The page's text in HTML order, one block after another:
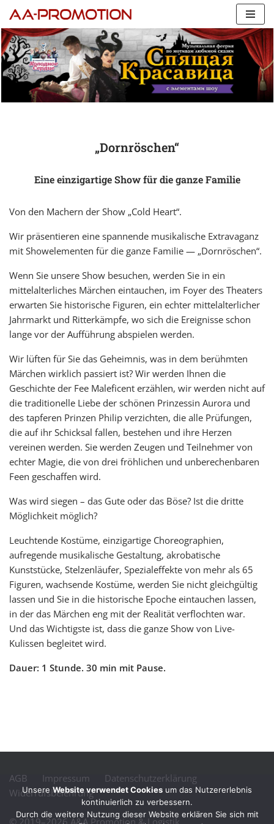
Zum
Inhalt
springen
„Dornröschen“
Eine einzigartige Show für die ganze Familie
Von den Machern der Show „Cold Heart“.
Wir präsentieren eine spannende musikalische Extravaganz
mit Showelementen für die ganze Familie — „Dornröschen“.
Wenn Sie unsere Show besuchen, werden Sie in ein
mittelalterliches Märchen eintauchen, im Foyer des Theaters
erwarten Sie historische Figuren, ein echter mittelalterlicher
Jahrmarkt und Ritterkämpfe, wo sich die Ereignisse schon
lange vor der Aufführung abspielen werden.
Wir lüften für Sie das Geheimnis, was in dem berühmten
Märchen wirklich passiert ist? Wir werden Ihnen die
Geschichte der Fee Maleficent erzählen, wir werden nicht auf
die traditionelle Liebe der schönen Prinzessin Aurora und
des tapferen Prinzen Philip verzichten, die alle Prüfungen,
die auf ihr Schicksal fallen, bestehen und ihre Herzen
vereinen werden. Sie werden Zeugen und Teilnehmer von
echter Magie, die von drei fröhlichen und unberechenbaren
Feen geschaffen wird.
Was wird siegen – das Gute oder das Böse? Ist die dritte
Möglichkeit möglich?
Leuchtende Kostüme, einzigartige Choreographien,
aufregende musikalische Gestaltung, akrobatische
Kunststücke, Stelzenläufer, Spezialeffekte von mehr als 65
Figuren, wachsende Kostüme, werden Sie nicht gleichgültig
lassen und Sie in die historische Epoche eintauchen lassen,
in der das Märchen eng mit der Realität verflochten war.
Und das Wichtigste ist, dass die ganze Show von Live-
Kulissen begleitet wird.
Dauer: 1 Stunde. 30 min mit Pause.
AGB Impressum
Datenschutzerklärung
Widerrufsbelehrung
© 2019–2026 A&A Promotion & Logistik
UnsereWebsite verwendet Cookies um das Nutzererlebnis
kontinuierlich zu verbessern.
Durch die weitere Nutzung dieser Website erklären Sie sich mit